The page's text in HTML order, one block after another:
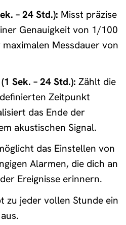
– 24 Std.): Misst präzise
Genauigkeit von 1/100
Messdauer von
Sek. – 24 Std.): Zählt die
Zeitpunkt
das Ende der
akustischen Signal.
das Einstellen von
Alarmen, die dich an
Ereignisse erinnern.
zu jeder vollen Stunde ein